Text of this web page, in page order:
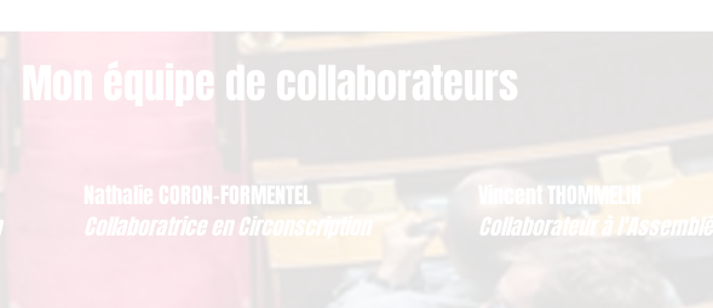
Mon équipe de collaborateurs
Vincent THOMMELIN
Collaborateur à
Nathalie CORON-FORMENTEL
Collaboratrice en Circonscription